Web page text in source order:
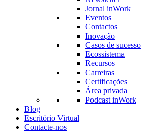
Jornal inWork
Eventos
Contactos
Inovação
Casos de sucesso
Ecossistema
Recursos
Carreiras
Certificações
Área privada
Podcast inWork
Blog
Escritório Virtual
Contacte-nos